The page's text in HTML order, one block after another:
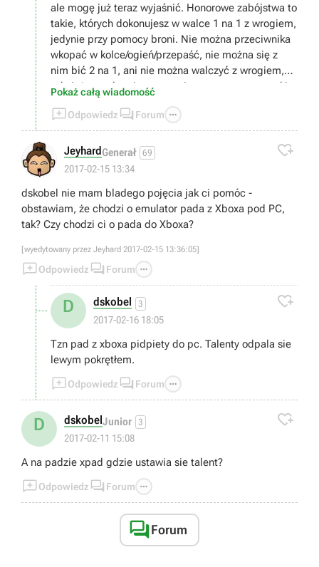
ale mogę już teraz wyjaśnić. Honorowe zabójstwa to
takie, których dokonujesz w walce 1 na 1 z wrogiem,
jedynie przy pomocy broni. Nie można przeciwnika
wkopać w kolce/ogień/przepaść, nie można się z
nim bić 2 na 1, ani nie można walczyć z wrogiem,
gdy już został raniony przez innego gracza - w takim
"honorowe".
Pokaż całą wiadomość
Odpowiedz  Forum 
JeyhardGenerał 69
2017-02-15 13:34

dskobel nie mam bladego pojęcia jak ci pomóc -
obstawiam, że chodzi o emulator pada z Xboxa pod PC,
tak? Czy chodzi ci o pada do Xboxa?
[wyedytowany przez Jeyhard 2017-02-15 13:36:05]
Odpowiedz  Forum 
D dskobel 3
2017-02-16 18:05

Tzn pad z xboxa pidpiety do pc. Talenty odpala sie
lewym pokrętłem.
Odpowiedz  Forum 
D dskobel Junior 3
2017-02-11 15:08

A na padzie xpad gdzie ustawia sie talent?
Odpowiedz  Forum 
Forum